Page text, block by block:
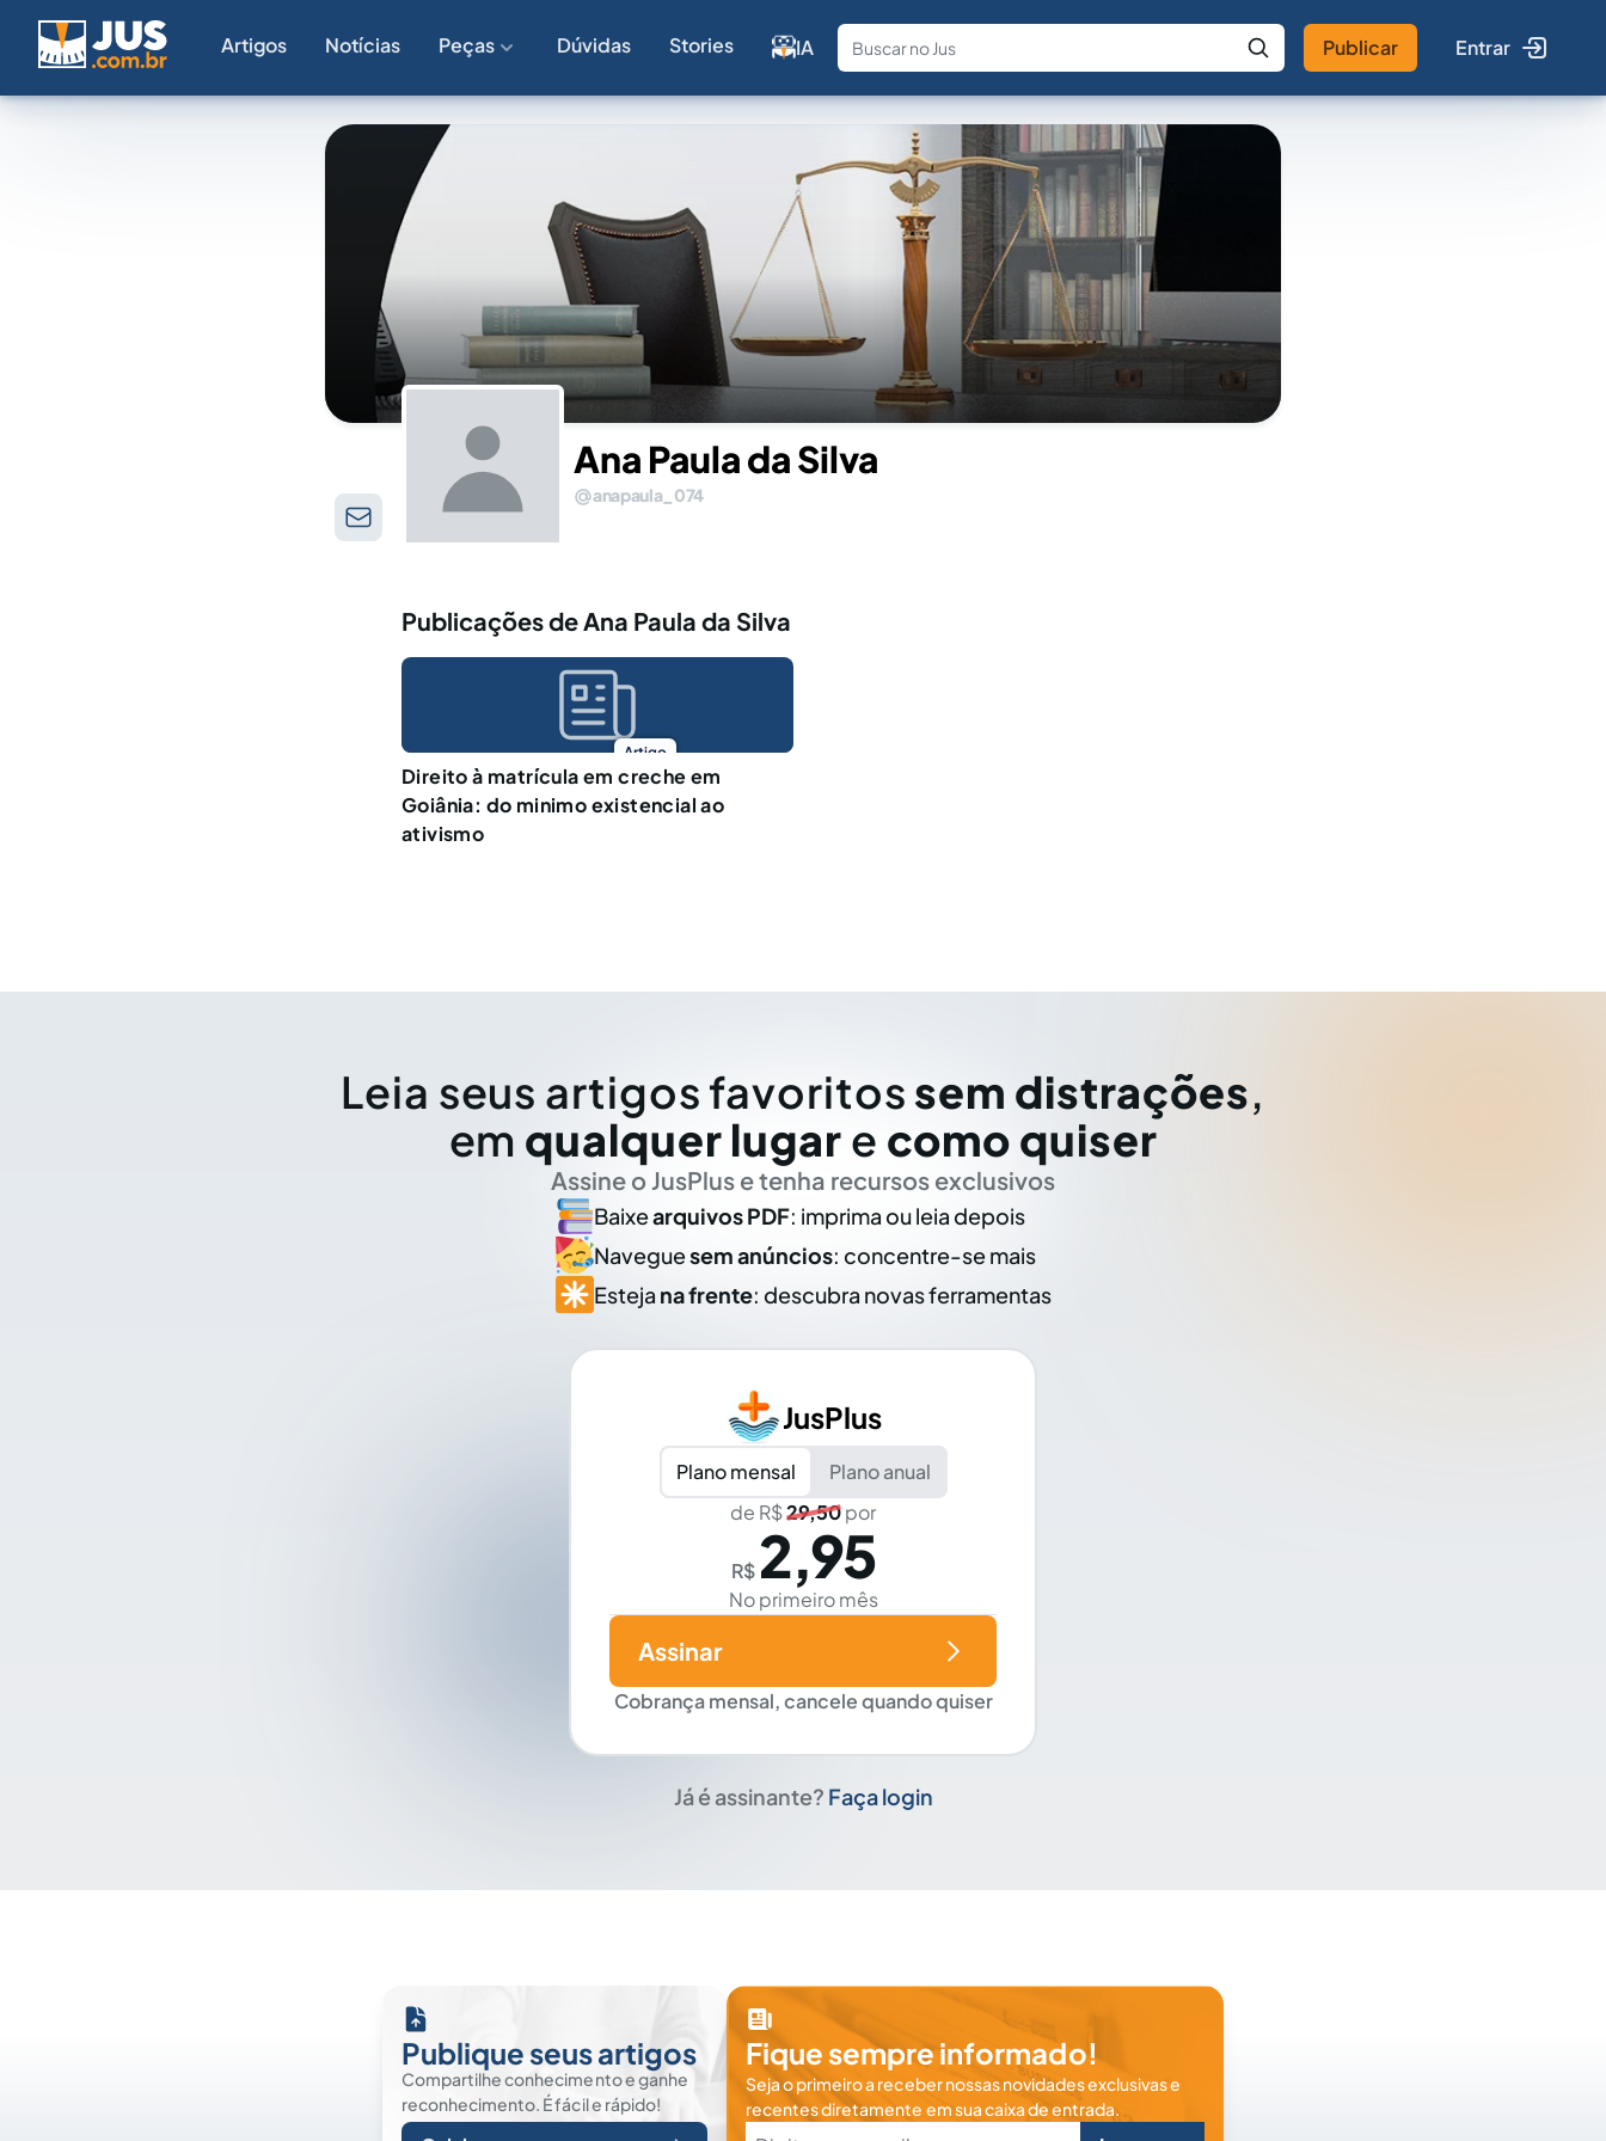
Artigos Notícias Peças Dúvidas Stories IA
Fale com a IA Buscar no Jus
Publicar Entrar
Ana Paula da Silva
anapaula_074
Publicações de Ana Paula da Silva
Artigo
Direito à matrícula em creche em
Goiânia: do minimo existencial ao
ativismo
Leia seus artigos favoritos sem distrações,
em qualquer lugar e como quiser
Assine o JusPlus e tenha recursos exclusivos
Baixearquivos PDF: imprima ou leia depois
Naveguesem anúncios: concentre-se mais
Esteja na frente: descubra novas ferramentas
JusPlus
Plano mensal
Plano anual
de R$29,50por
R$ 2,95
No primeiro mês
Cobrança mensal, cancele quando quiser
Assinar
Já é assinante? Faça login
Publique seus artigos
Compartilhe conhecimento e ganhe
reconhecimento. É fácil e rápido!
Fique sempre informado!
Seja o primeiro a receber nossas novidades exclusivas e
recentes diretamente em sua caixa de entrada.